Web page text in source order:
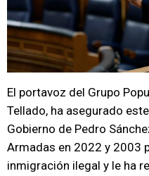
El portavoz del Grupo
Tellado, ha asegurado
Gobierno de Pedro
Armadas en 2022 y 2003
inmigración ilegal y le ha